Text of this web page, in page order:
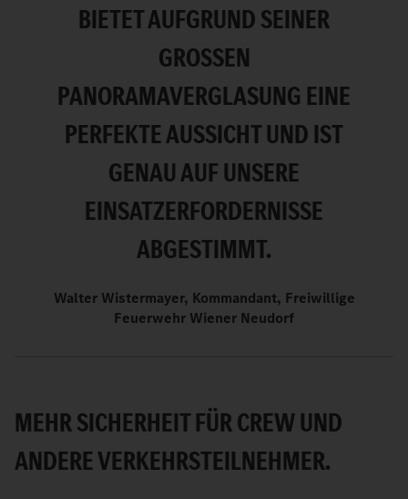
BIETET AUFGRUND SEINER
GROSSEN P
ANORAMAVERGLASUNG EINE P
ERFEKTE AUSSICHT UND IST G
ENAU AUF UNSERE E
INSATZERFORDERNISSE A
BGESTIMMT.
Walter Wistermayer, Kommandant, Freiwillige
Feuerwehr Wiener Neudorf
MEHR SICHERHEIT FÜR CREW UND
ANDERE VERKEHRSTEILNEHMER.